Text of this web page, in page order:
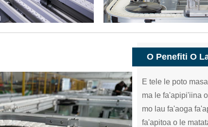
O Penefiti O
E tele le poto
ma le fa'apipi'iina
mo lau fa'aoga
fa'apitoa o le